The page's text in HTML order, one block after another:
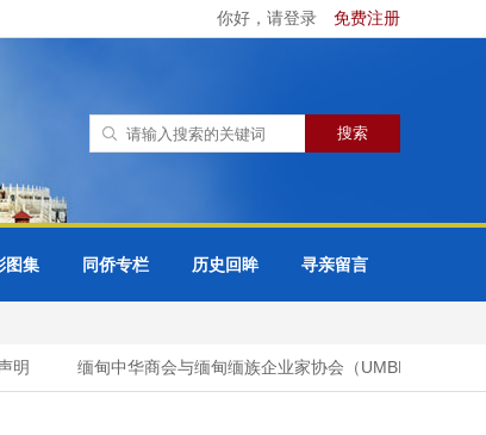
你好，请登录 免费注册
图集 同侨专栏 历史回眸 寻亲留言
缅甸中华商会与缅甸缅族企业家协会（UMBEEA）签署合作